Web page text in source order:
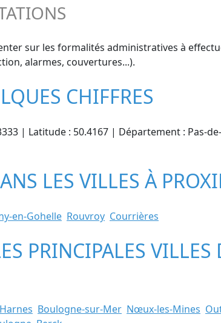
sur les formalités administratives à
alarmes, couvertures...).
CHIFFRES
| Latitude : 50.4167 | Département : Pas-
LES VILLES À
en-Gohelle Rouvroy Courrières
PRINCIPALES VILLES
Harnes Boulogne-sur-Mer Nœux-les-Mines